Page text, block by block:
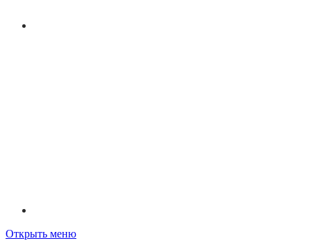
Открыть меню